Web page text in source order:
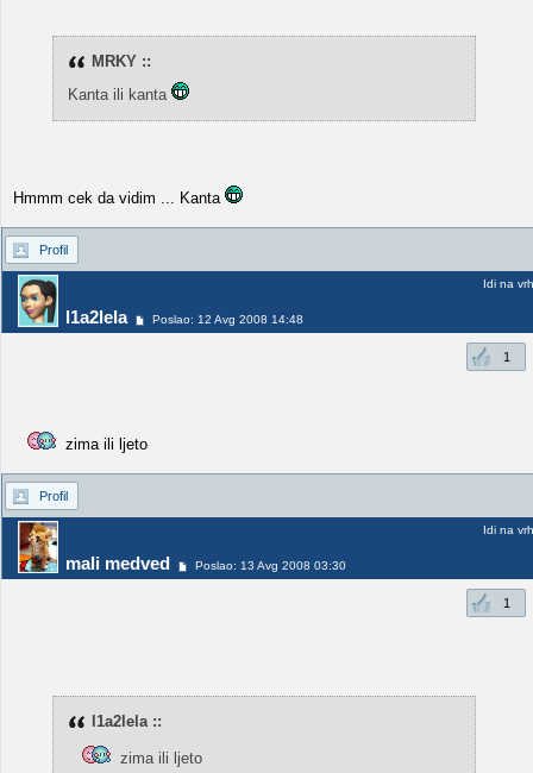
MRKY ::
Kanta ili kanta
Hmmm cek da vidim ... Kanta
Profil
l1a2lela Poslao: 12 Avg 2008 14:48
Idi na vrh
1
zima ili ljeto
Profil
mali medved Poslao: 13 Avg 2008 03:30
Idi na vrh
1
l1a2lela ::
zima ili ljeto